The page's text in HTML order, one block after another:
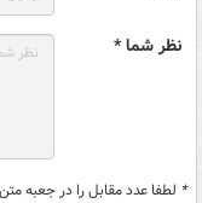
نظر شما *
* لطفا عدد مقابل را در جعبه